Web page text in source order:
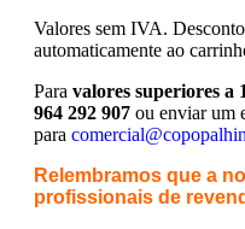
Valores sem IVA.
automaticamente ao
Para valores superiores a
964 292 907 ou enviar um
para
Relembramos que a
profissionais de